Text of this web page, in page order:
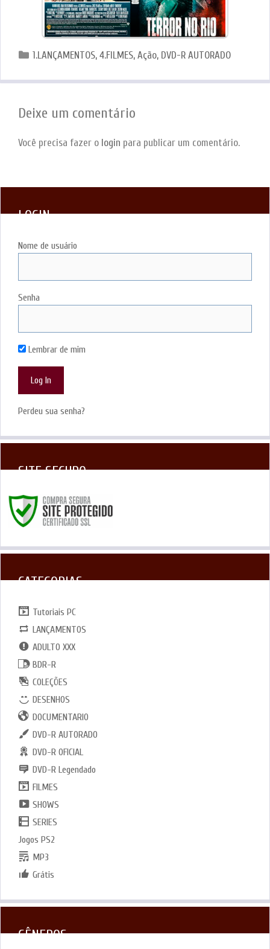
Categorias
1.LANÇAMENTOS,4.FILMES,Ação, DVD-R AUTORADO
Deixe um comentário
Você precisa fazer o login para publicar um comentário.
LOGIN
Nome de usuário
Senha
Lembrar de mim
Perdeu sua senha?
SITE SEGURO
CATEGORIAS
Tutoriais PC
LANÇAMENTOS
ADULTO XXX
BDR-R
COLEÇÕES
DESENHOS
DOCUMENTARIO
DVD-R AUTORADO
DVD-R OFICIAL
DVD-R Legendado
FILMES
SHOWS
SERIES
Jogos PS2
MP3
Grátis
GÊNEROS